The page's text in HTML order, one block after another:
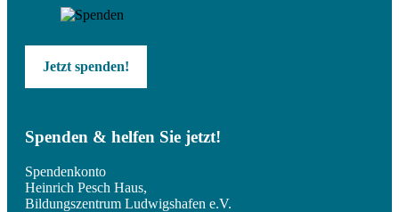
Jetzt spenden!
Spenden & helfen Sie jetzt!
Spendenkonto
Heinrich Pesch Haus,
Bildungszentrum Ludwigshafen e.V.